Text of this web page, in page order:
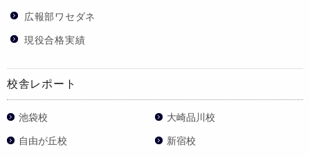
広報部ワセダネ
現役合格実績
校舎レポート
池袋校 大崎品川校
自由が丘校 新宿校